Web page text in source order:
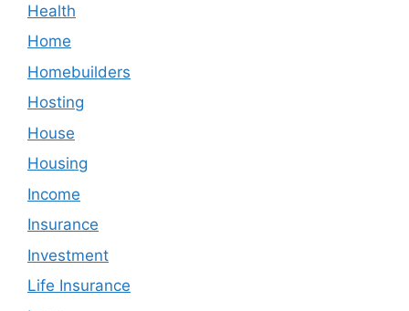
Health
Home
Homebuilders
Hosting
House
Housing
Income
Insurance
Investment
Life Insurance